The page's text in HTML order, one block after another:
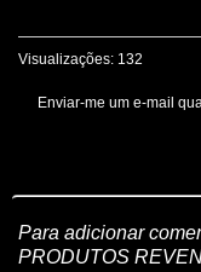
Visualizações: 132
Enviar-me um e-mail
Para adicionar
PRODUTOS